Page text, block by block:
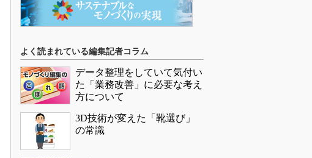
よく読まれている編集記者コラム
データ整理をしていて気付い
た「業務改善」に必要な考え
方について
3D技術が変えた「靴選び」
の常識